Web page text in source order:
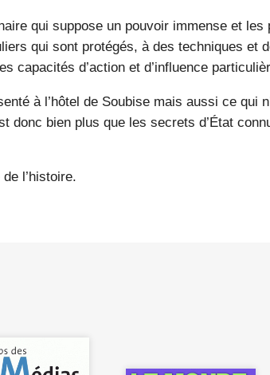
qui suppose un pouvoir immense et
qui sont protégés, à des techniques et
capacités d’action et d’influence
à l’hôtel de Soubise mais aussi ce qui
donc bien plus que les secrets d’État
l’histoire.